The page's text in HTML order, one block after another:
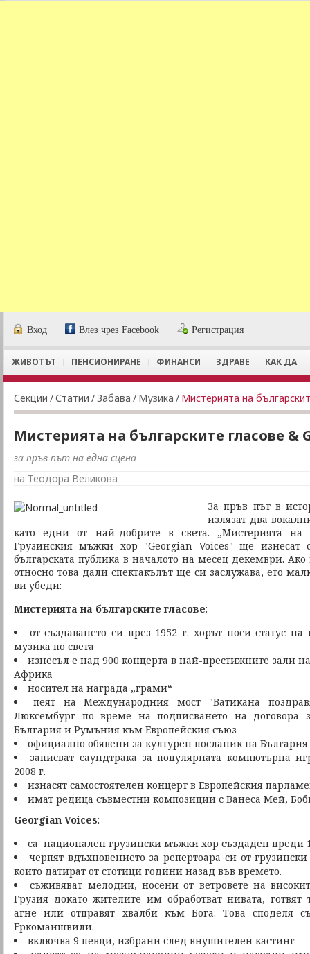
Вход Влез чрез Facebook Регистрация
ЖИВОТЪТ ПЕНСИОНИРАНЕ ФИНАНСИ ЗДРАВЕ КАК ДА
Секции /Статии / Забава / Музика / Мистерията на
Мистерията на българските гласове &
за пръв път на една сцена
на Теодора Великова
За пръв път в
излязат два
като едни от най-добрите в света. „Мистерията на
Грузинския мъжки хор "Georgian Voices" ще изнесат
българската публика в началото на месец декември.
относно това дали спектакълът ще си заслужава, ето
ви убеди:
Мистерията на българските гласове:
от създаването си през 1952 г. хорът носи статус на
музика по света
изнесъл е над 900 концерта в най-престижните зали
Африка
носител на награда „грами“
пеят на Международния мост "Ватикана
Люксембург по време на подписването на договора
България и Румъния към Европейския съюз
официално обявени за културен посланик на България
записват саундтрака за популярната компютърна
2008 г.
изнасят самостоятелен концерт в Европейския
имат редица съвместни композиции с Ванеса Мей,
Georgian Voices:
са национален грузински мъжки хор създаден преди
черпят вдъхновението за репертоара си от
които датират от стотици години назад във времето.
съживяват мелодии, носени от ветровете на
Грузия докато жителите им обработват нивата, готвят
агне или отправят хвалби към Бога. Това споделя
Еркомаишвили.
включва 9 певци, избрани след внушителен кастинг